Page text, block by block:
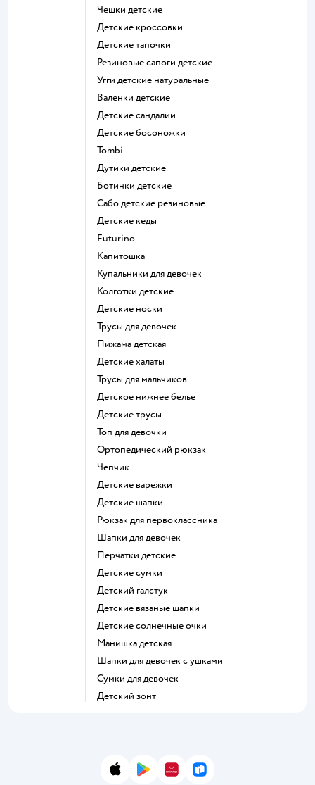
Чешки детские
Детские кроссовки
Детские тапочки
Резиновые сапоги детские
Угги детские натуральные
Валенки детские
Детские сандалии
Детские босоножки
Tombi
Дутики детские
Ботинки детские
Сабо детские резиновые
Детские кеды
Futurino
Капитошка
Купальники для девочек
Колготки детские
Детские носки
Трусы для девочек
Пижама детская
Детские халаты
Трусы для мальчиков
Детское нижнее белье
Детские трусы
Топ для девочки
Ортопедический рюкзак
Чепчик
Детские варежки
Детские шапки
Рюкзак для первоклассника
Шапки для девочек
Перчатки детские
Детские сумки
Детский галстук
Детские вязаные шапки
Детские солнечные очки
Манишка детская
Шапки для девочек с ушками
Сумки для девочек
Детский зонт
App StoreGoogle Play
AppGallery
RuStore